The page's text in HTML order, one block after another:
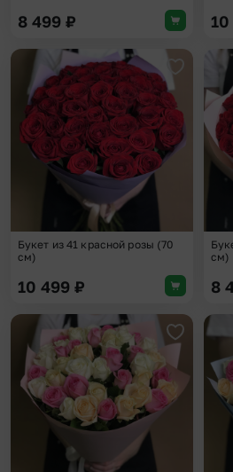
8 499 ₽
Букет из 41 красной розы (70
см)
10 499 ₽
см)
8